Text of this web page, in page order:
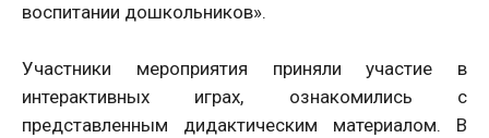
воспитании дошкольников».
Участники мероприятия приняли участие в
интерактивных играх, ознакомились с
представленным дидактическим материалом. В